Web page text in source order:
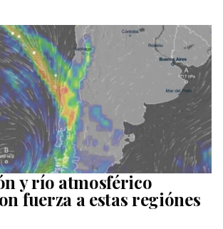
y río atmosférico
fuerza a estas regiónes